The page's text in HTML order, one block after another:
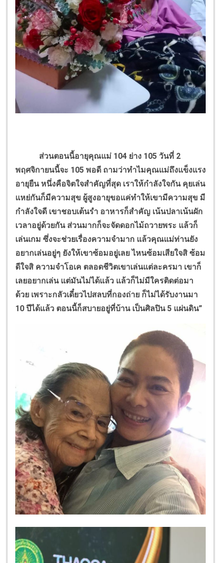
ส่วนตอนนี้อายุคุณแม่ 104 ย่าง 105 วันที่ 2
พฤศจิกายนนี้จะ 105 พอดี ถามว่าทำไมคุณแม่ถึงแข็งแรง
อายุยืน หนึ่งคือจิตใจสำคัญที่สุด เราให้กำลังใจกัน คุยเล่น
แหย่กันก็มีความสุข ผู้สูงอายุขอแค่ทำให้เขามีความสุข มี
กำลังใจดี เขาชอบเต้นรำ อาหารก็สำคัญ เน้นปลาเน้นผัก
เวลาอยู่ด้วยกัน ส่วนมากก็จะจัดดอกไม้ถวายพระ แล้วก็
เล่นเกม ซึ่งจะช่วยเรื่องความจำมาก แล้วคุณแม่ท่านยัง
อยากเล่นอยู่ๆ ยังให้เขาซ้อมอยู่เลย ไหนซ้อมเสียใจสิ ซ้อม
ดีใจสิ ความจำโอเค ตลอดชีวิตเขาเล่นแต่ละครมา เขาก็
เลยอยากเล่น แต่มันไม่ได้แล้ว แล้วก็ไม่มีใครติดต่อมา
ด้วย เพราะกลัวเดี๋ยวไปสลบที่กองถ่าย ก็ไม่ได้รับงานมา
10 ปีได้แล้ว ตอนนี้ก็สบายอยู่ที่บ้าน เป็นศิลปิน5 แผ่นดิน”